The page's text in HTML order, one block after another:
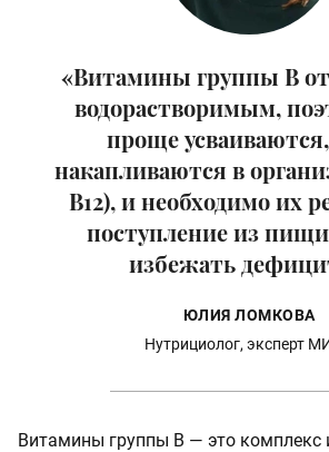
«Витамины группы B
водорастворимым,
проще
накапливаются в
В12), и необходимо их
поступление из
избежать
ЮЛИЯ ЛОМКОВА
Нутрициолог, эксперт
Витамины группы B — это комплекс